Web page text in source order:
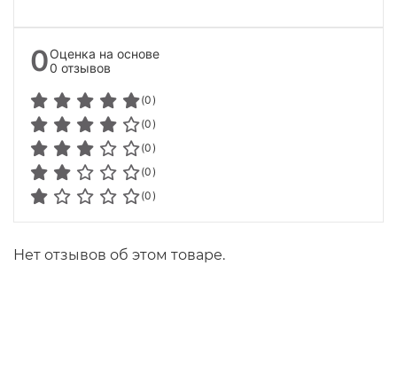
0Оценка на основе
0 отзывов
(0)
(0)
(0)
(0)
(0)
Нет отзывов об этом товаре.